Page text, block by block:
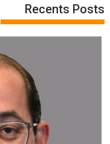
Recents Posts